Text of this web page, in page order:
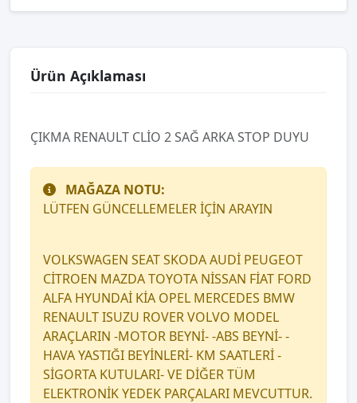
Ürün Açıklaması
ÇIKMA RENAULT CLİO 2 SAĞ ARKA STOP DUYU
MAĞAZA NOTU:
LÜTFEN GÜNCELLEMELER İÇİN ARAYIN
VOLKSWAGEN SEAT SKODA AUDİ PEUGEOT
CİTROEN MAZDA TOYOTA NİSSAN FİAT FORD
ALFA HYUNDAİ KİA OPEL MERCEDES BMW
RENAULT ISUZU ROVER VOLVO MODEL
ARAÇLARIN -MOTOR BEYNİ- -ABS BEYNİ- -
HAVA YASTIĞI BEYİNLERİ- KM SAATLERİ -
SİGORTA KUTULARI- VE DİĞER TÜM
ELEKTRONİK YEDEK PARÇALARI MEVCUTTUR.